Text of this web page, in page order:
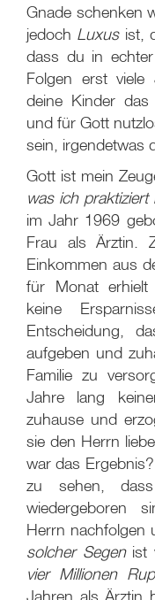
Gnade schenken
jedoch Luxusist,
dass du in
Folgen erst viele
deine Kinder das
und für Gott
sein, irgendetwas
Gott ist mein
was ich praktiziert
im Jahr 1969
Frau als Ärztin.
Einkommen aus
für Monat
keine
Entscheidung,
aufgeben und
Familie zu
Jahre lang
zuhause und
sie den Herrn
war das
zu sehen,
wiedergeboren
Herrn nachfolgen
solcher Segenist
vier Millionen
Jahren als Ärztin